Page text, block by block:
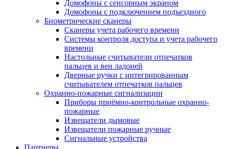
Домофоны с сенсорным экраном
Домофоны с подключением подъездного
Биометрические сканеры
Сканеры учета рабочего времени
Системы контроля доступа и учета рабочего
времени
Настольные считыватели отпечатков
пальцев и вен ладоней
Дверные ручки с интегрированным
считывателем отпечатков пальцев
Охранно-пожарные сигнализации
Приборы приёмно-контрольные охранно-
пожарные
Извещатели дымовые
Извещатели пожарные ручные
Сигнальные устройства
Партнеры